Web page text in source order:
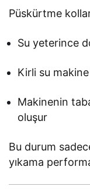
Püskürtme
Su yeterince
Kirli su
Makinenin
oluşur
Bu durum
yıkama